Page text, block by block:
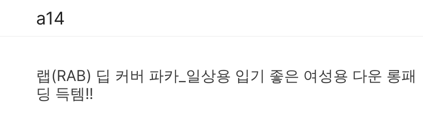
a14
랩(RAB) 딥 커버 파카_일상용 입기 좋은 여성용 다운 롱패
딩 득템!!